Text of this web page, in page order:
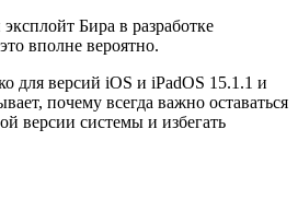
Бира в разработке
вполне вероятно.
для версий iOS и iPadOS 15.1.1 и
почему всегда важно оставаться
версии системы и избегать